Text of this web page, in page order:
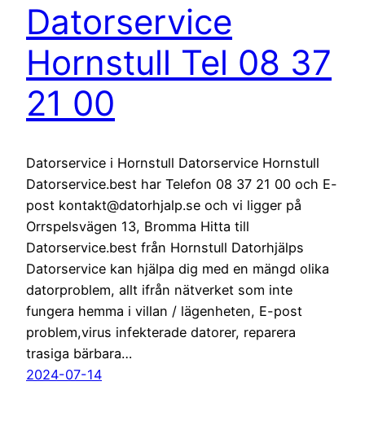
Datorservice
Hornstull Tel 08 37
21 00
Datorservice i Hornstull Datorservice Hornstull
Datorservice.best har Telefon 08 37 21 00 och E-
post kontakt@datorhjalp.se och vi ligger på
Orrspelsvägen 13, Bromma Hitta till
Datorservice.best från Hornstull Datorhjälps
Datorservice kan hjälpa dig med en mängd olika
datorproblem, allt ifrån nätverket som inte
fungera hemma i villan / lägenheten, E-post
problem,virus infekterade datorer, reparera
trasiga bärbara…
2024-07-14